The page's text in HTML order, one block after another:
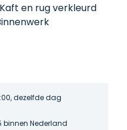
en rug verkleurd
dezelfde dag
Nederland